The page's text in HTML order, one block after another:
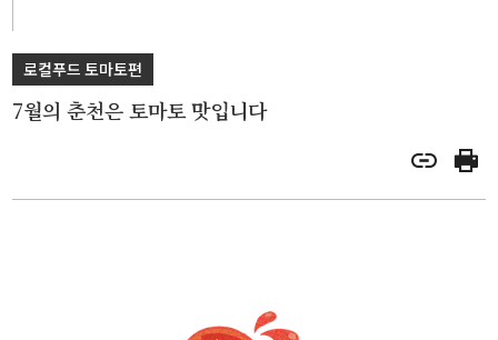
로컬푸드 토마토편
7월의 춘천은 토마토 맛입니다